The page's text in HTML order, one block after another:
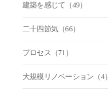
建築を感じて（49）
二十四節気（66）
プロセス（71）
大規模リノベーション（4）